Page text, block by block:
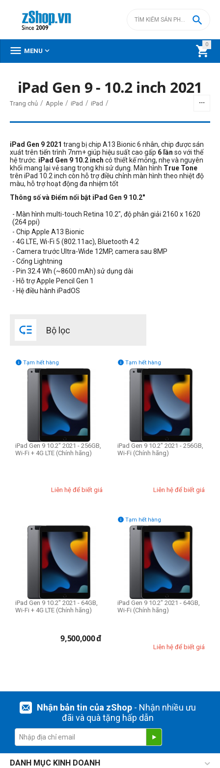
0


 MENU 
0đ 9500000
Phiên bản Wifi/3G/4G LTE
Wi-Fi + 4G LTE
Dung lượng bộ nhớ
Phiên bản 64GB
Phiên bản 256GB
iPad Gen 9 - 10.2 inch 2021
Trang chủ / Apple / iPad / iPad /
iPad Gen 9 2021 trang bị chip A13 Bionic 6 nhân, chip được sán
xuát trên tiến trình 7nm+ giúp hiệu suất cao gấp 6 lần so với thế
hệ trước. iPad Gen 9 10.2 inch có thiết kế mỏng, nhẹ và nguyên
khối mang lại vẻ sang trọng khi sử dụng. Màn hình True Tone
trên iPad 10.2 inch còn hỗ trợ điều chỉnh màn hình theo nhiệt độ
màu, hỗ trợ hoạt động đa nhiệm tốt
Thông số và Điểm nổi bật iPad Gen 9 10.2"
- Màn hình multi-touch Retina 10.2", độ phân giải 2160 x 1620
(264 ppi)
- Chip Apple A13 Bionic
- 4G LTE, Wi-Fi 5 (802.11ac), Bluetooth 4.2
- Camera trước Ultra-Wide 12MP, camera sau 8MP
- Cổng Lightning
- Pin 32.4 Wh (~8600 mAh) sử dụng dài
- Hỗ trợ Apple Pencil Gen 1
- Hệ điều hành iPadOS
 Bộ lọc
Tạm hết hàng

iPad Gen 9 10.2" 2021 - 256GB,
Wi-Fi + 4G LTE (Chính hãng)
Liên hệ để biết giá
Tạm hết hàng

iPad Gen 9 10.2" 2021 - 256GB,
Wi-Fi (Chính hãng)
Liên hệ để biết giá
iPad Gen 9 10.2" 2021 - 64GB,
Wi-Fi + 4G LTE (Chính hãng)
9,500,000đ
Tạm hết hàng

iPad Gen 9 10.2" 2021 - 64GB,
Wi-Fi (Chính hãng)
Liên hệ để biết giá
Nhận bản tin của zShop- Nhận nhiều ưu
đãi và quà tặng hấp dẫn
DANH MỤC KINH DOANH